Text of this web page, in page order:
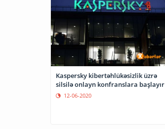
Kaspersky kibertəhlükəsizlik üzrə
silsilə onlayn konfranslara başlayır
12-06-2020